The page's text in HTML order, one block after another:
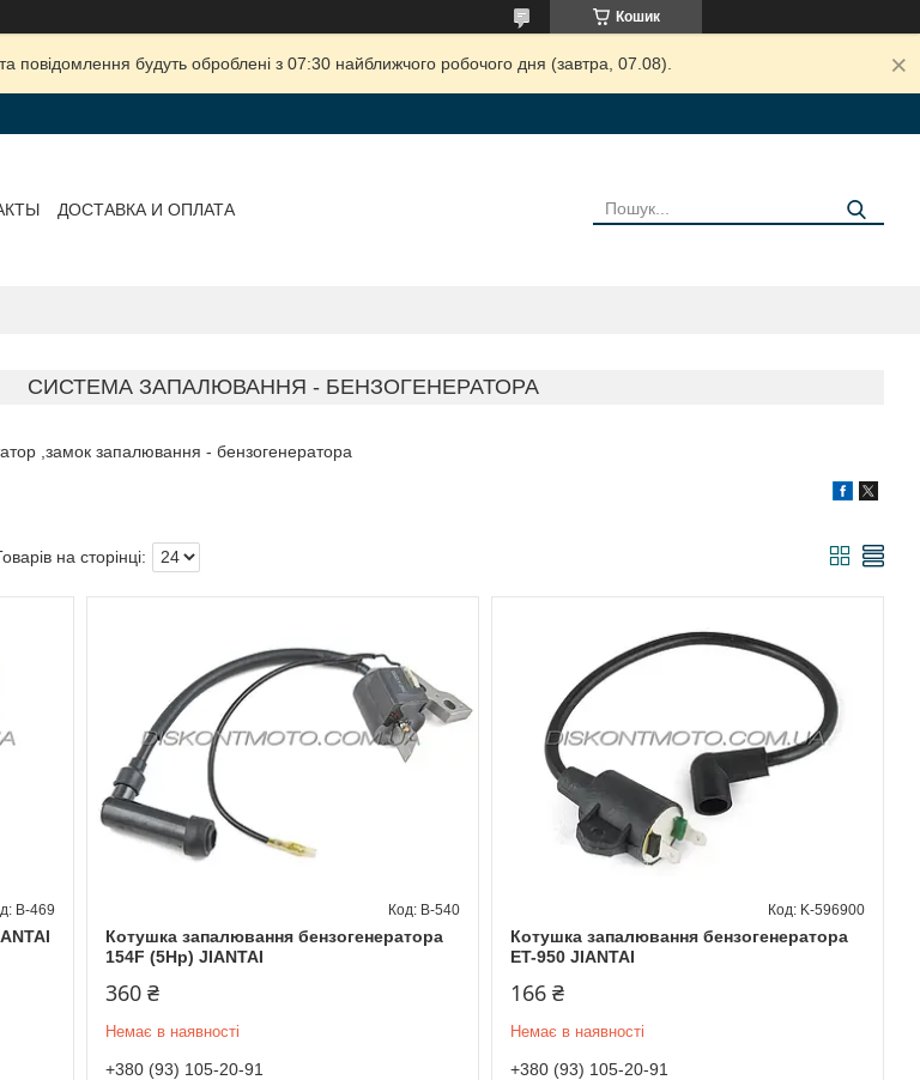
Кошик
повідомлення будуть оброблені з 07:30 найближчого робочого дня (завтра, 07.08).
ДОСТАВКА И ОПЛАТА
СИСТЕМА ЗАПАЛЮВАННЯ - БЕНЗОГЕНЕРАТОРА
,замок запалювання - бензогенератора
B-469
Котушка запалювання бензогенератора
154F (5Hp) JIANTAI
B-540
360 ₴
Немає в наявності
+380 (93) 105-20-91
Котушка запалювання бензогенератора
ET-950 JIANTAI
K-596900
166 ₴
Немає в наявності
+380 (93) 105-20-91